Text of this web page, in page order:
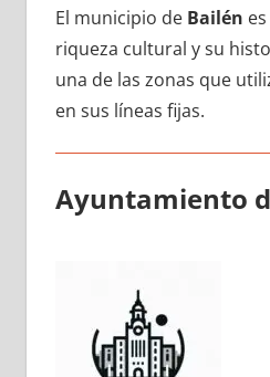
El municipio dе Bailén
riqueza cultural у su
una dе las zonas quе
en sus líneas fijas.
Ayuntamiento